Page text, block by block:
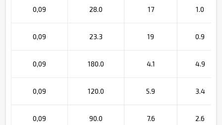
0,09 28.0 17 1.0
0,09 23.3 19 0.9
0,09 180.0 4.1 4.9
0,09 120.0 5.9 3.4
0,09 90.0 7.6 2.6